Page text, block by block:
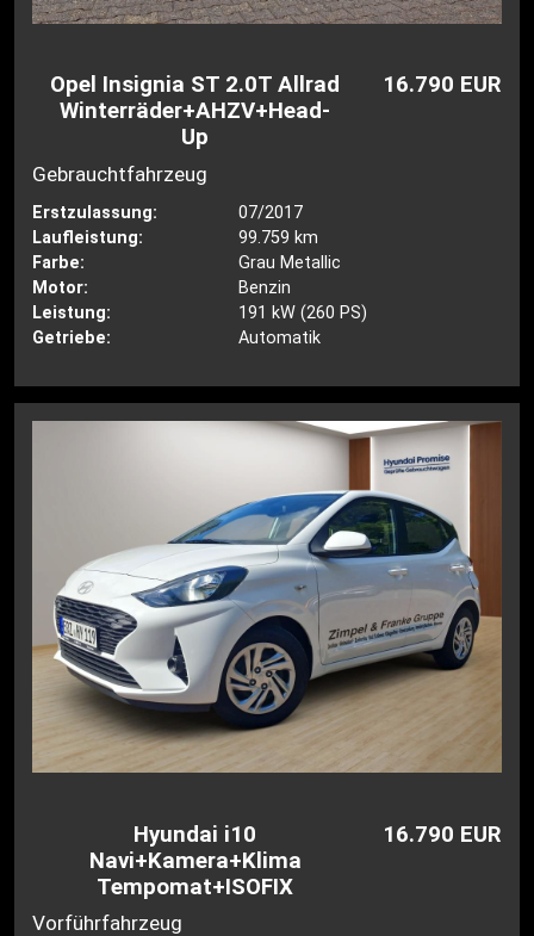
Opel Insignia ST 2.0T Allrad
Winterräder+AHZV+Head-
Up
16.790 EUR
Gebrauchtfahrzeug
Erstzulassung:
07/2017
Laufleistung:
99.759 km
Farbe:
Grau Metallic
Motor:
Benzin
Leistung:
191 kW (260 PS)
Getriebe:
Automatik
Hyundai i10
Navi+Kamera+Klima
Tempomat+ISOFIX
16.790 EUR
Vorführfahrzeug